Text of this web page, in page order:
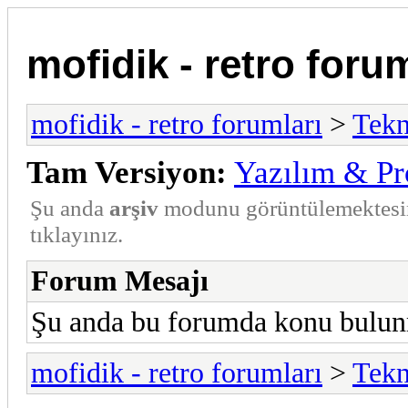
mofidik - retro
mofidik - retro forumları >
Tam Versiyon: Yazılım &
Şu anda arşiv modunu
tıklayınız.
Forum Mesajı
Şu anda bu forumda konu
mofidik - retro forumları >